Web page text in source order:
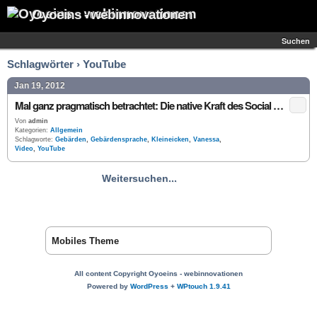
Oyoeins - webinnovationen
Suchen
Schlagwörter › YouTube
Jan 19, 2012
Mal ganz pragmatisch betrachtet: Die native Kraft des Social Web
Von admin
Kategorien: Allgemein
Schlagworte: Gebärden, Gebärdensprache, Kleineicken, Vanessa,
Video, YouTube
Weitersuchen...
Mobiles Theme
All content Copyright Oyoeins - webinnovationen
Powered by WordPress+ WPtouch 1.9.41